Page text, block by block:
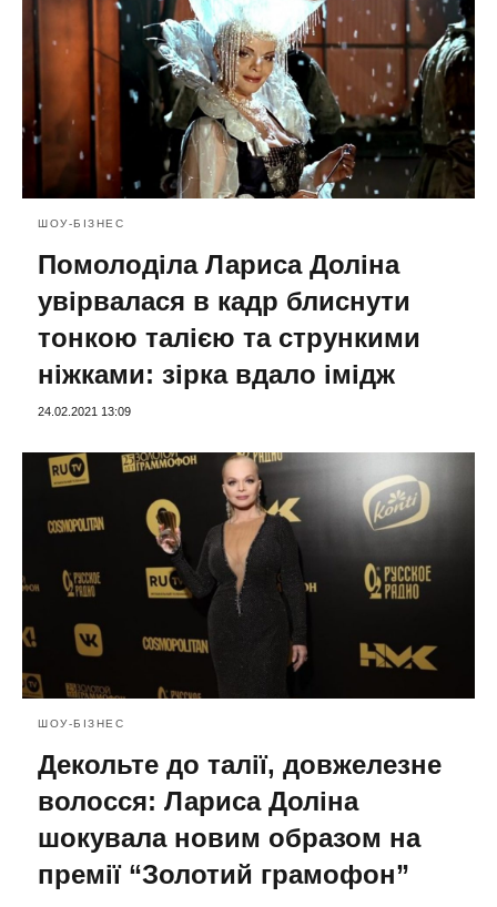
ШОУ-БІЗНЕС
Помолоділа Лариса Доліна
увірвалася в кадр блиснути
тонкою талією та стрункими
ніжками: зірка вдало імідж
24.02.2021 13:09
ШОУ-БІЗНЕС
Декольте до талії, довжелезне
волосся: Лариса Доліна
шокувала новим образом на
премії “Золотий грамофон”